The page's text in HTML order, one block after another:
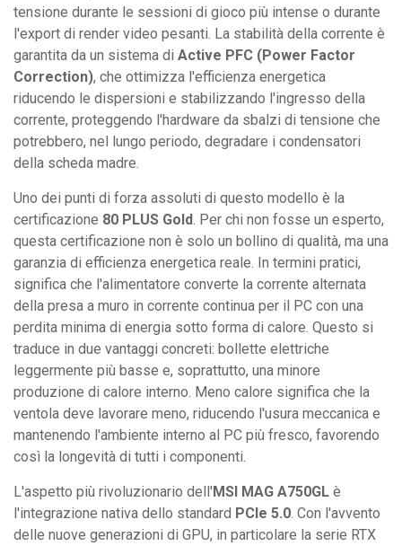
tensione durante le sessioni di gioco più intense o durante
l'export di render video pesanti. La stabilità della corrente è
garantita da un sistema di Active PFC (Power Factor
Correction), che ottimizza l'efficienza energetica
riducendo le dispersioni e stabilizzando l'ingresso della
corrente, proteggendo l'hardware da sbalzi di tensione che
potrebbero, nel lungo periodo, degradare i condensatori
della scheda madre.
Uno dei punti di forza assoluti di questo modello è la
certificazione 80 PLUS Gold. Per chi non fosse un esperto,
questa certificazione non è solo un bollino di qualità, ma una
garanzia di efficienza energetica reale. In termini pratici,
significa che l'alimentatore converte la corrente alternata
della presa a muro in corrente continua per il PC con una
perdita minima di energia sotto forma di calore. Questo si
traduce in due vantaggi concreti: bollette elettriche
leggermente più basse e, soprattutto, una minore
produzione di calore interno. Meno calore significa che la
ventola deve lavorare meno, riducendo l'usura meccanica e
mantenendo l'ambiente interno al PC più fresco, favorendo
così la longevità di tutti i componenti.
L'aspetto più rivoluzionario dell'MSI MAG A750GL è
l'integrazione nativa dello standard PCIe 5.0. Con l'avvento
delle nuove generazioni di GPU, in particolare la serie RTX